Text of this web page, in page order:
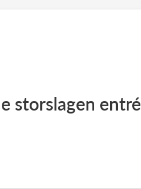
storslagen entré